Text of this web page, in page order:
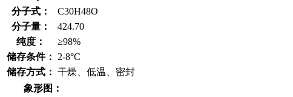
分子式：
C30H48O
分子量：
424.70
纯度：
≥98%
储存条件：
2-8°C
储存方式： 干燥、低温、密封
象形图：